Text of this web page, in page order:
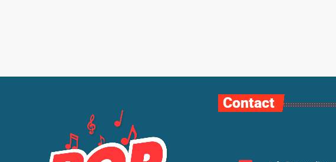
Contact